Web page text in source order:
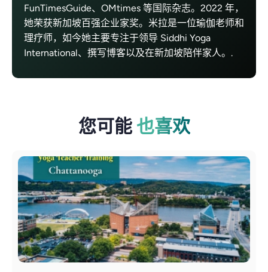
FunTimesGuide、OMtimes 等国际杂志。2022 年，
她荣获新加坡百强企业家奖。米拉是一位瑜伽老师和
理疗师，如今她主要专注于领导 Siddhi Yoga
International、撰写博客以及在新加坡陪伴家人。.
您可能 也喜欢